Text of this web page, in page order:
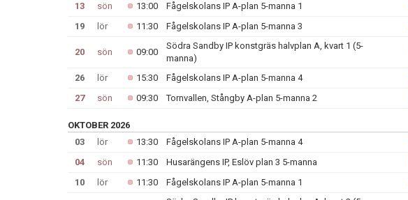
13
sön 13:00 Fågelskolans IP A-plan 5-manna 1
19
lör 11:30 Fågelskolans IP A-plan 5-manna 3
20 sön 09:00
Södra Sandby IP konstgräs halvplan A, kvart 1 (5-
manna)
26 lör 15:30 Fågelskolans IP A-plan 5-manna 4
27
sön 09:30Tornvallen, Stångby A-plan 5-manna 2
OKTOBER 2026
03
lör 13:30 Fågelskolans IP A-plan 5-manna 4
04
sön 11:30 Husarängens IP, Eslöv plan 3 5-manna
10
lör 11:30 Fågelskolans IP A-plan 5-manna 1